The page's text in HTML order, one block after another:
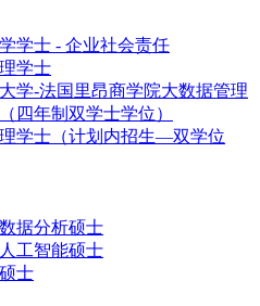
学士 - 企业社会责任
学士
学-法国里昂商学院大数据管理
四年制双学士学位）
学士（计划内招生—双学位
据分析硕士
工智能硕士
士